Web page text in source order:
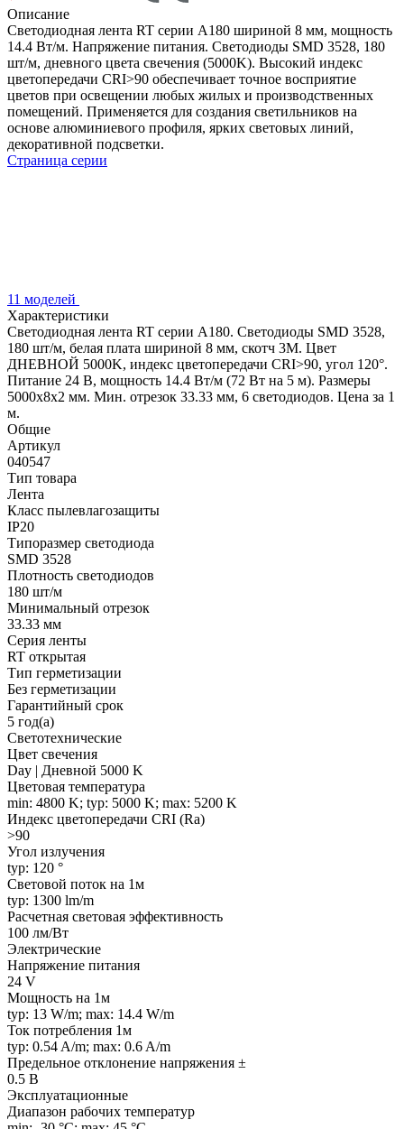
Описание
Светодиодная лента RT серии A180 шириной 8 мм, мощность
14.4 Вт/м. Напряжение питания. Светодиоды SMD 3528, 180
шт/м, дневного цвета свечения (5000K). Высокий индекс
цветопередачи CRI>90 обеспечивает точное восприятие
цветов при освещении любых жилых и производственных
помещений. Применяется для создания светильников на
основе алюминиевого профиля, ярких световых линий,
декоративной подсветки.
Страница серии
11 моделей
Характеристики
Светодиодная лента RT серии A180. Светодиоды SMD 3528,
180 шт/м, белая плата шириной 8 мм, скотч 3M. Цвет
ДНЕВНОЙ 5000K, индекс цветопередачи CRI>90, угол 120°.
Питание 24 В, мощность 14.4 Вт/м (72 Вт на 5 м). Размеры
5000x8x2 мм. Мин. отрезок 33.33 мм, 6 светодиодов. Цена за 1
м.
Общие
Артикул
040547
Тип товара
Лента
Класс пылевлагозащиты
IP20
Типоразмер светодиода
SMD 3528
Плотность светодиодов
180 шт/м
Минимальный отрезок
33.33 мм
Серия ленты
RT открытая
Тип герметизации
Без герметизации
Гарантийный срок
5 год(а)
Светотехнические
Цвет свечения
Day | Дневной 5000 K
Цветовая температура
min: 4800 K; typ: 5000 K; max: 5200 K
Индекс цветопередачи CRI (Ra)
>90
Угол излучения
typ: 120 °
Световой поток на 1м
typ: 1300 lm/m
Расчетная световая эффективность
100 лм/Вт
Электрические
Напряжение питания
24 V
Мощность на 1м
typ: 13 W/m; max: 14.4 W/m
Ток потребления 1м
typ: 0.54 A/m; max: 0.6 A/m
Предельное отклонение напряжения ±
0.5 В
Эксплуатационные
Диапазон рабочих температур